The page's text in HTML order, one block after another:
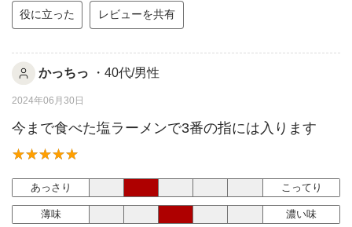
役に立った レビューを共有
かっちっ ・40代/男性
2024年06月30日
今まで食べた塩ラーメンで3番の指には入ります
あっさり こってり
薄味 濃い味